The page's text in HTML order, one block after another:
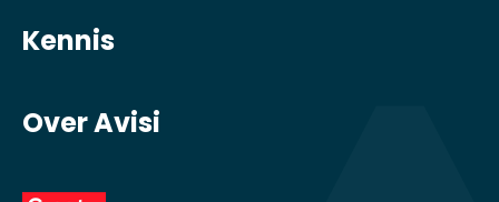
Kennis
Over Avisi